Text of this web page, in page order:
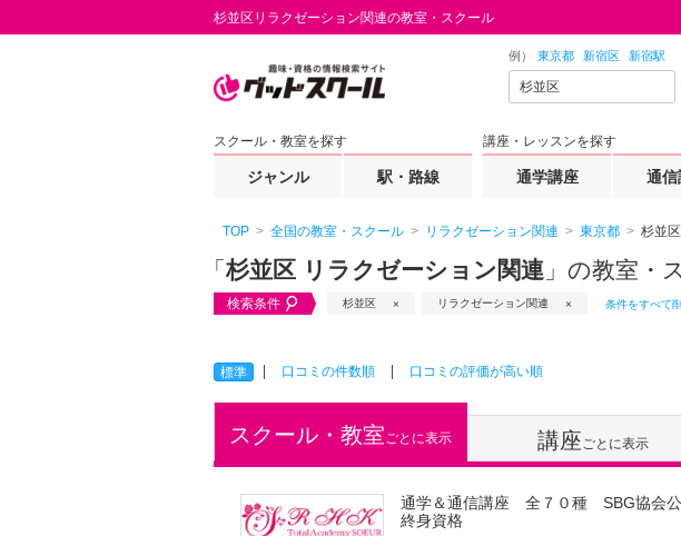
杉並区リラクゼーション関連の教室・スクール
例） 東京都 新宿区 新宿駅
スクール・教室を探す
ジャンル 駅・路線
講座・レッスンを探す
通学講座 通信
TOP 全国の教室・スクール リラクゼーション関連 東京都 杉並
「杉並区 リラクゼーション関連 」の教室・
検索条件 杉並区 リラクゼーション関連 条件をすべて
標準 口コミの件数順 口コミの評価が高い順
スクール・教室ごとに表示 講座ごとに表示
通学＆通信講座 全７０種 SBG協会公
終身資格